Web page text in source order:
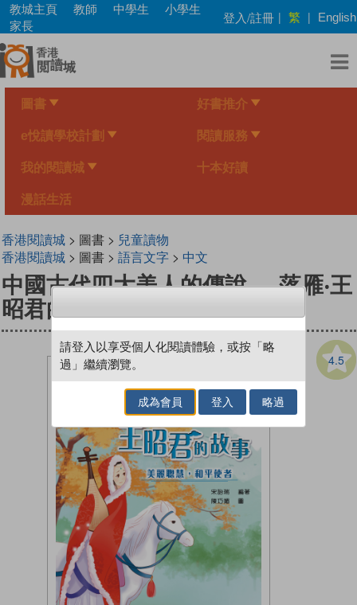
Skip
main
content
教城主頁 教師 中學生
小學生
家長
登入/註冊 | 繁 | English
圖書 好書推介
e悅讀學校計劃 閱讀服務
我的閱讀城 十本好讀
漫話生活
香港閱讀城> 圖書 > 兒童讀物
香港閱讀城> 圖書 > 語言文字> 中文
中國古代四大美人的傳說──落雁‧王
昭君的故事
4.5
請登入以享受個人化閱讀體驗，或按「略
過」繼續瀏覽。
成為會員 登入 略過